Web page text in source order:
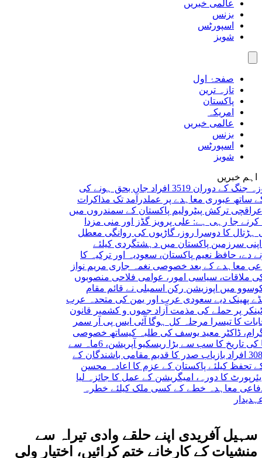
عالمی خبریں
بزنس
اسپورٹس
شوبز
صفحۂ اول
تازہ ترین
پاکستان
امریکہ
عالمی خبریں
بزنس
اسپورٹس
شوبز
اہم خبریں
ایران کی 40 روزہ جنگ کے دوران 3519 افراد جاں بحق ہونے کی
عبوری معاہدے پر عملدرآمد تک مذاکرات
ترکش پیٹرولیم پاکستان کے سمندروں میں
رہی ہے: علی پرویزگڈز اور منی مزدا
دوسرا روز، گاڑیوں کی روانگی معطل
پاکستان میں دہشتگردی کیلئے
نعیمپاکستان، سعودیہ اور ترکیہ کا
کے بعد خصوصی نغمہ جاری مریم نواز
سیاسی امور، عوامی فلاحی منصوبوں
اپوزیشن رکن اسمبلی نے قائم مقام
دیےسعودی عرب اور یمن کی متحدہ عرب
حملے کی مذمت آزاد جموں و کشمیر قانون
تیسرا مرحلہ کل ہوگاآئی ایس پی آر سمر
معید یوسف کی طلبہ کیساتھ خصوصی
نائجیریا کی تاریخ کا سب سے بڑا ریسکیو آپریشن، 6ماہ سے
صدر کا قدیم مقامی باشندگان کے
پاکستان کے عزم کا اعادہمحسن
کا دورہ، امیگریشن کے عمل کا جائزہ لیا
خطے کے کسی ملک کیلئے خطرہ
سہیل آفریدی اپنے حلقے وادی تیراہ سے
منشیات کے کارخانے ختم کرائیں، اختیار ولی